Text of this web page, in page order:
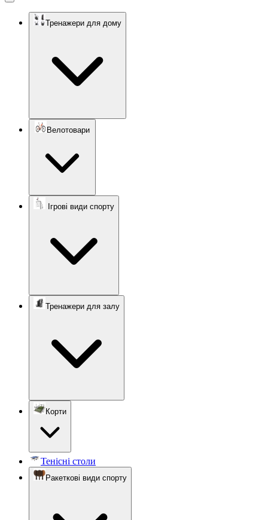
Тренажери для дому
Ігрові види спорту
Тренажери для залу
Корти
Тенісні столи
Ракеткові види спорту